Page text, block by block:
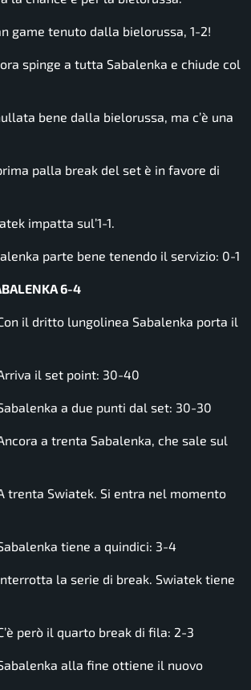
game tenuto dalla bielorussa, 1-2!
spinge a tutta Sabalenka e chiude col
bene dalla bielorussa, ma c’è una
palla break del set è in favore di
impatta sul’1-1.
parte bene tenendo il servizio: 0-1
6-4
Con il dritto lungolinea Sabalenka porta il
Arriva il set point: 30-40
Sabalenka a due punti dal set: 30-30
Ancora a trenta Sabalenka, che sale sul
A trenta Swiatek. Si entra nel momento
Sabalenka tiene a quindici: 3-4
Interrotta la serie di break. Swiatek tiene
C’è però il quarto break di fila: 2-3
Sabalenka alla fine ottiene il nuovo